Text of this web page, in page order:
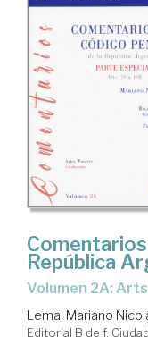
República
Volumen 2A:
Lema, Mariano
Editorial B de f.